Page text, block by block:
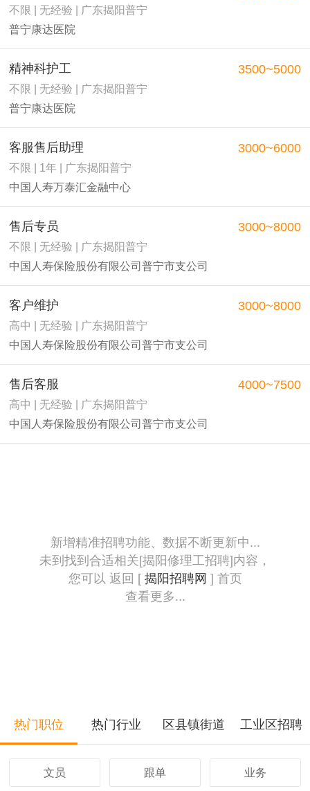
不限 | 无经验 | 广东揭阳普宁
普宁康达医院
精神科护工
不限 | 无经验 | 广东揭阳普宁
普宁康达医院
3500~5000
客服售后助理
不限 | 1年 | 广东揭阳普宁
中国人寿万泰汇金融中心
3000~6000
售后专员
不限 | 无经验 | 广东揭阳普宁
中国人寿保险股份有限公司普宁市支公司
3000~8000
客户维护
高中 | 无经验 | 广东揭阳普宁
中国人寿保险股份有限公司普宁市支公司
3000~8000
售后客服
高中 | 无经验 | 广东揭阳普宁
中国人寿保险股份有限公司普宁市支公司
4000~7500
新增精准招聘功能、数据不断更新中...
未到找到合适相关[揭阳修理工招聘]内容，
您可以 返回 [ 揭阳招聘网 ] 首页
查看更多...
热门职位 热门行业 区县镇街道 工业区招聘
文员 跟单 业务